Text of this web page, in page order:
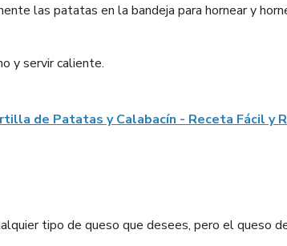
las patatas en la bandeja para hornear y
y servir caliente.
de Patatas y Calabacín - Receta Fácil y
tipo de queso que desees, pero el queso